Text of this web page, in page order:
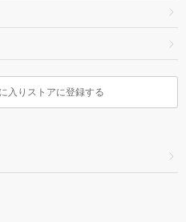
入りストアに登録する